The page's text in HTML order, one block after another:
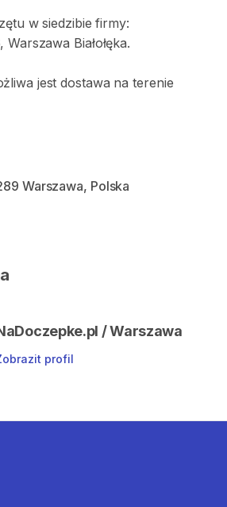
w siedzibie firmy:
Białołęka.
jest dostawa na terenie
Warszawa, Polska
/ Warszawa
profil